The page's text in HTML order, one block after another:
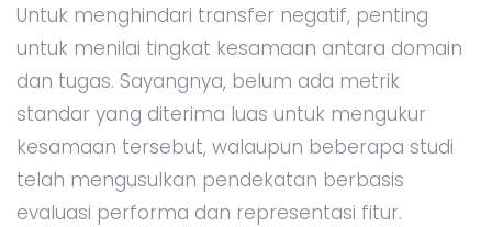
Untuk menghindari transfer negatif, penting
untuk menilai tingkat kesamaan antara domain
dan tugas. Sayangnya, belum ada metrik
standar yang diterima luas untuk mengukur
kesamaan tersebut, walaupun beberapa studi
telah mengusulkan pendekatan berbasis
evaluasi performa dan representasi fitur.